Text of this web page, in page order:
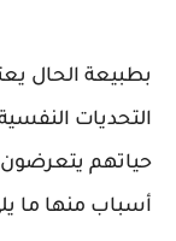
بطبيعة الحال
التحديات
حياتهم يتعرضون
أسباب منها ما